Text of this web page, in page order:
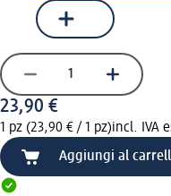
23,90 €
1 pz (23,90 € / 1 pz)incl. IVA
Aggiungi al